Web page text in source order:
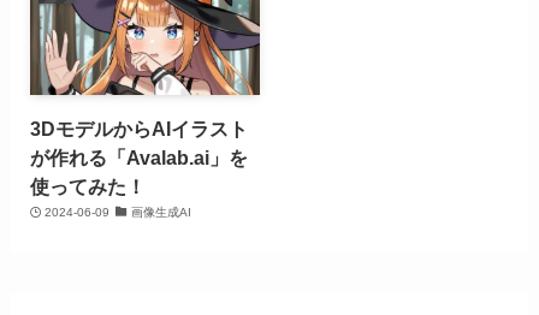
3DモデルからAIイラスト
が作れる「Avalab.ai」を
使ってみた！
2024-06-09 画像生成AI